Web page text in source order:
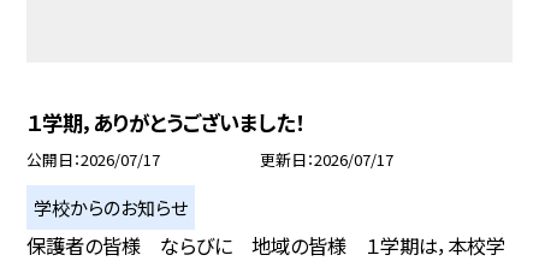
１学期，ありがとうございました！
公開日 2026/07/17 更新日 2026/07/17
学校からのお知らせ
保護者の皆様 ならびに 地域の皆様 １学期は，本校学